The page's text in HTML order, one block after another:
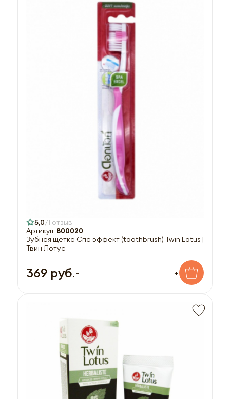
5,0 1 отзыв
Артикул: 800020
Зубная щетка Спа эффект (toothbrush) Twin Lotus |
Твин Лотус
369 руб. - +